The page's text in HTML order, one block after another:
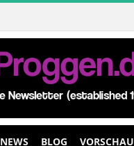
NEWS BLOG VORSCHAU